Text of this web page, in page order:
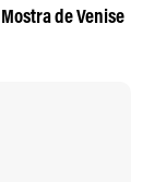
de Venise